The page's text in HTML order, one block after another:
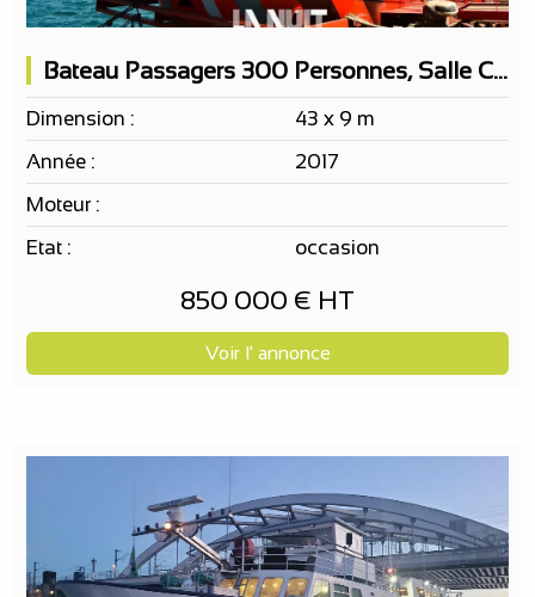
Bateau Passagers 300 Personnes, Salle Concert, 3 Bars, 1 Restaurant
Dimension :
43 x 9 m
Année :
2017
Moteur :
Etat :
occasion
850 000 € HT
Voir l' annonce